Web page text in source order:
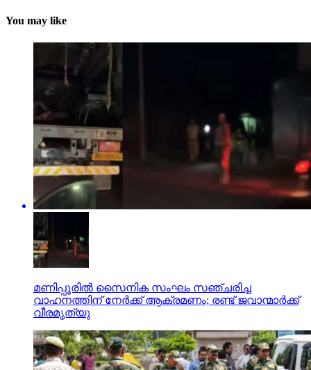
You may like
മണിപ്പൂരില്‍ സൈനിക സംഘം സഞ്ചരിച്ച
വാഹനത്തിന് നേര്‍ക്ക് ആക്രമണം; രണ്ട് ജവാന്മാര്‍ക്ക്
വീരമൃത്യു